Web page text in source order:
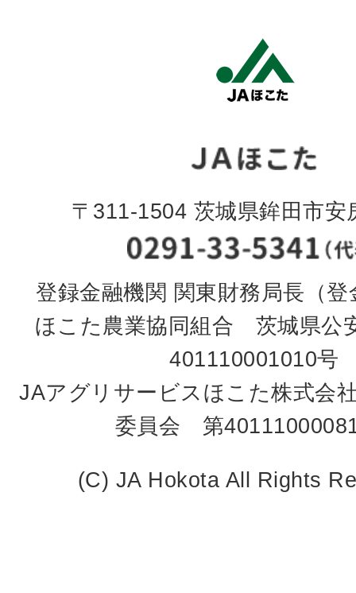
〒311-1504 茨城県鉾田市安
登録金融機関 関東財務局長（登
ほこた農業協同組合 茨城県
401110001010号
JAアグリサービスほこた株式会
委員会 第
(C) JA Hokota All Rights